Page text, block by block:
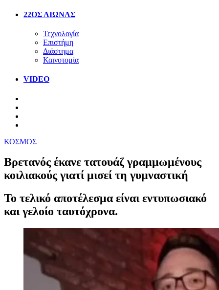
22ΟΣ ΑΙΩΝΑΣ
Τεχνολογία
Επιστήμη
Διάστημα
Καινοτομία
VIDEO
ΚΟΣΜΟΣ
Βρετανός έκανε τατουάζ γραμμωμένους
κοιλιακούς γιατί μισεί τη γυμναστική
Το τελικό αποτέλεσμα είναι εντυπωσιακό
και γελοίο ταυτόχρονα.